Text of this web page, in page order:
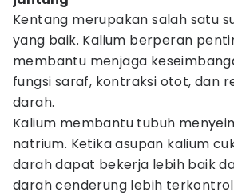
Kentang merupakan salah satu
yang baik. Kalium berperan
membantu menjaga
fungsi saraf, kontraksi otot, dan
darah.
Kalium membantu tubuh
natrium. Ketika asupan kalium
darah dapat bekerja lebih baik
darah cenderung lebih